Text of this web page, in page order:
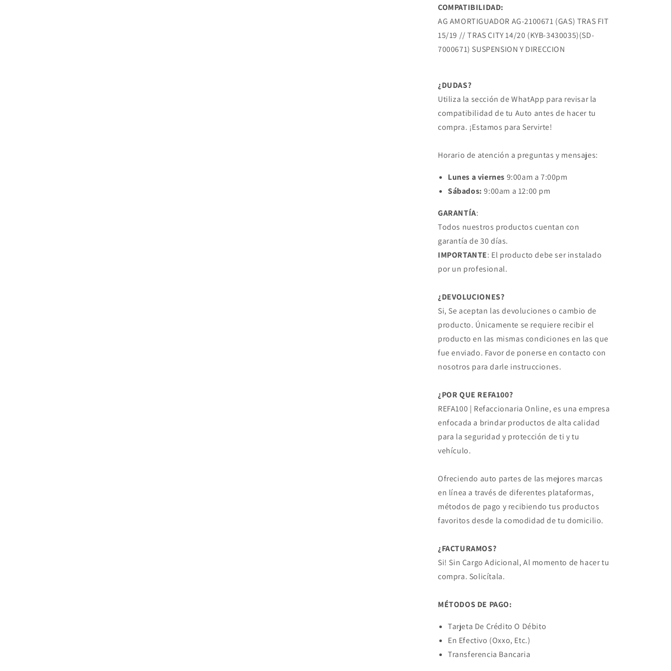
HONDA
HONDA
COMPATIBILIDAD:
AG AMORTIGUADOR AG-2100671 (GAS) TRAS FIT
15/19 // TRAS CITY 14/20 (KYB-3430035)(SD-
7000671) SUSPENSION Y DIRECCION
¿DUDAS?
Utiliza la sección de WhatApp para revisar la
compatibilidad de tu Auto antes de hacer tu
compra. ¡Estamos para Servirte!
Horario de atención a preguntas y mensajes:
Lunes a viernes 9:00am a 7:00pm
Sábados: 9:00am a 12:00 pm
GARANTÍA:
Todos nuestros productos cuentan con
garantía de 30 días.
IMPORTANTE: El producto debe ser instalado
por un profesional.
¿DEVOLUCIONES?
Si, Se aceptan las devoluciones o cambio de
producto. Únicamente se requiere recibir el
producto en las mismas condiciones en las que
fue enviado. Favor de ponerse en contacto con
nosotros para darle instrucciones.
¿POR QUE REFA100?
REFA100 | Refaccionaria Online, es una empresa
enfocada a brindar productos de alta calidad
para la seguridad y protección de ti y tu
vehículo.
Ofreciendo auto partes de las mejores marcas
en línea a través de diferentes plataformas,
métodos de pago y recibiendo tus productos
favoritos desde la comodidad de tu domicilio.
¿FACTURAMOS?
Si! Sin Cargo Adicional, Al momento de hacer tu
compra. Solicítala.
MÉTODOS DE PAGO:
Tarjeta De Crédito O Débito
En Efectivo (Oxxo, Etc.)
Transferencia Bancaria